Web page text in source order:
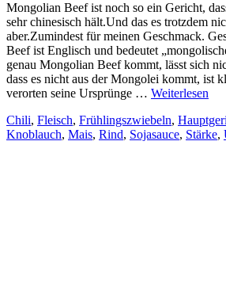
Mongolian Beef ist noch so ein Gericht,
sehr chinesisch hält.Und das es trotzdem
aber.Zumindest für meinen Geschmack.
Beef ist Englisch und bedeutet
genau Mongolian Beef kommt, lässt sich
dass es nicht aus der Mongolei kommt, ist
verorten seine Ursprünge … Weiterlesen
Chili, Fleisch, Frühlingszwiebeln,
Knoblauch, Mais, Rind, Sojasauce, Stärke,